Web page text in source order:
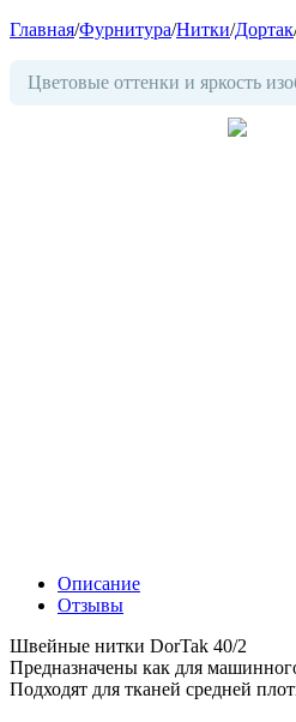
Главная/Фурнитура/Нитки/Дортак
Цветовые оттенки и яркость
Описание
Отзывы
Швейные нитки DorTak 40/2
Предназначены как для
Подходят для тканей средней